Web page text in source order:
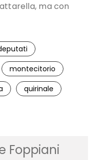
ma con
montecitorio
quirinale
Foppiani